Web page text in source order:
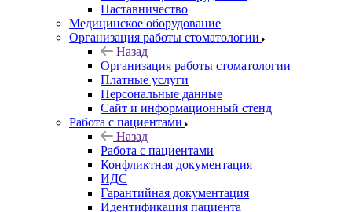
Наставничество
Медицинское оборудование
Организация работы стоматологии
Назад
Организация работы стоматологии
Платные услуги
Персональные данные
Сайт и информационный стенд
Работа с пациентами
Назад
Работа с пациентами
Конфликтная документация
ИДС
Гарантийная документация
Идентификация пациента